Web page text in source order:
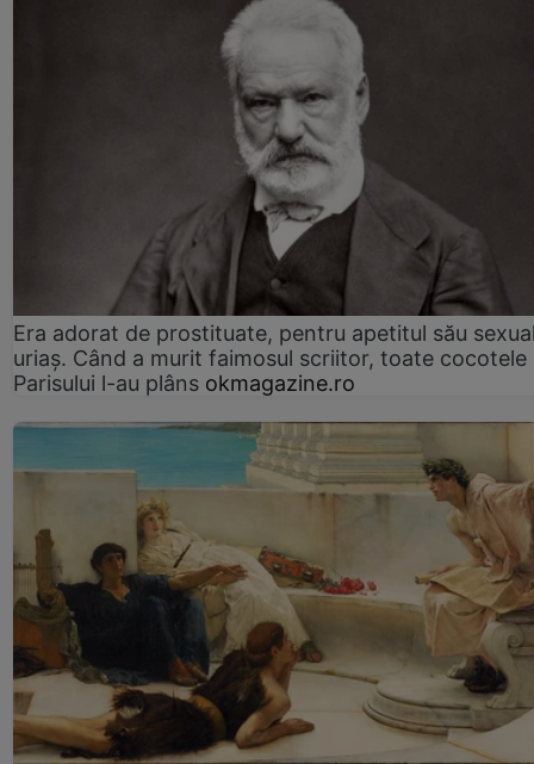
Era adorat de prostituate, pentru apetitul său
uriaș. Când a murit faimosul scriitor, toate cocotele
Parisului l-au plâns okmagazine.ro